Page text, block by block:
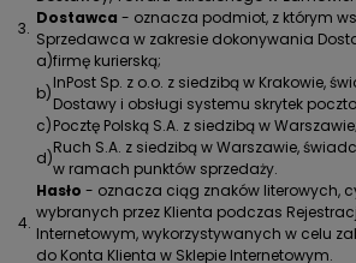
3.
Dostawca - oznacza podmiot, z którym
Sprzedawca w zakresie dokonywania
a)firmę kurierską;
b)
InPost Sp. z o.o. z siedzibą w Krakowie,
Dostawy i obsługi systemu skrytek
c)Pocztę Polską S.A. z siedzibą w Warszawie;
d)
Ruch S.A. z siedzibą w Warszawie,
w ramach punktów sprzedaży.
4.
Hasło - oznacza ciąg znaków literowych,
wybranych przez Klienta podczas
Internetowym, wykorzystywanych w celu
do Konta Klienta w Sklepie Internetowym.